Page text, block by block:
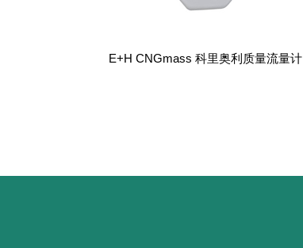
E+H CNGmass 科里奥利质量流量计